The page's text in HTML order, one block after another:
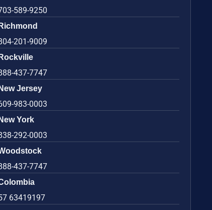
589-9250
Richmond
201-9009
Rockville
437-7747
New Jersey
983-0003
New York
292-0003
437-7747
63419197